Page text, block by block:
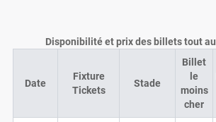
Disponibilité et prix des billets tout
Date
Fixture
Tickets
Stade
Billet
le
moins
cher